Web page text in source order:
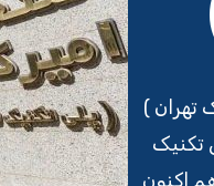
تهران )
تکنیک
683 فعال بوده، هم اکنون